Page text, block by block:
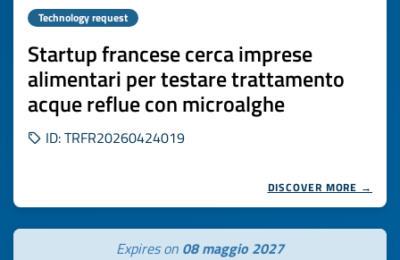
Technology request
Startup francese cerca imprese
alimentari per testare trattamento
acque reflue con microalghe
ID: TRFR20260424019
DISCOVER MORE →
Expires on 08 maggio 2027